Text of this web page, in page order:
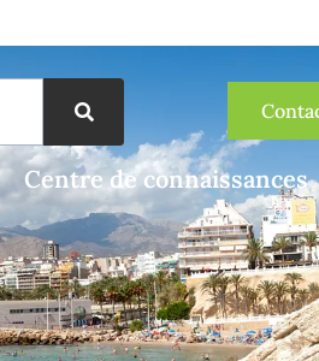
Centre de connaissances